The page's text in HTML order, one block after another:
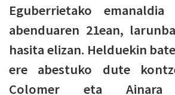
Eguberrietako
abenduaren 21ean,
hasita elizan. Helduekin
ere abestuko dute
Colomer eta Ainara